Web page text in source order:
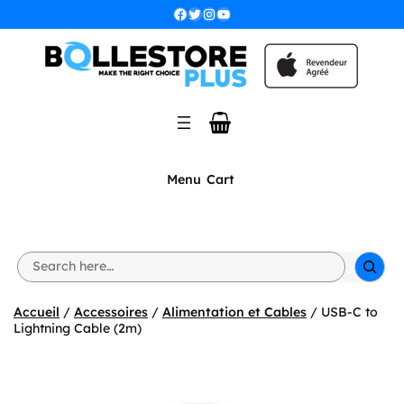
Facebook Twitter InstagramYouTube
Menu Cart
S
e
r
c
Accueil / Accessoires / Alimentation et Cables / USB-C to
Lightning Cable (2m)